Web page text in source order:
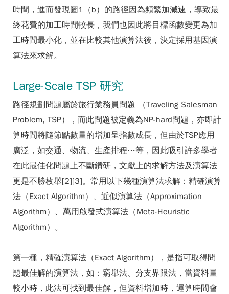
時間，進而發現圖1（b）的路徑因為頻繁加減速，導致最
終花費的加工時間較長，我們也因此將目標函數變更為加
工時間最小化，並在比較其他演算法後，決定採用基因演
算法來求解。
Large-Scale TSP 研究
路徑規劃問題屬於旅行業務員問題 （Traveling Salesman
Problem, TSP），而此問題被定義為NP-hard問題，亦即計
算時間將隨節點數量的增加呈指數成長，但由於TSP應用
廣泛，如交通、物流、生產排程…等，因此吸引許多學者
在此最佳化問題上不斷鑽研，文獻上的求解方法及演算法
更是不勝枚舉[2][3]。常用以下幾種演算法求解：精確演算
法（Exact Algorithm）、近似演算法（Approximation
Algorithm）、萬用啟發式演算法（Meta-Heuristic
Algorithm）。
第一種，精確演算法（Exact Algorithm），是指可取得問
題最佳解的演算法，如：窮舉法、分支界限法，當資料量
較小時，此法可找到最佳解，但資料增加時，運算時間會